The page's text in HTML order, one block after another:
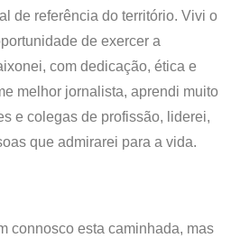
de referência do território. Vivi o
de exercer a
com dedicação, ética e
melhor jornalista, aprendi muito
e colegas de profissão, liderei,
que admirarei para a vida.
connosco esta caminhada, mas